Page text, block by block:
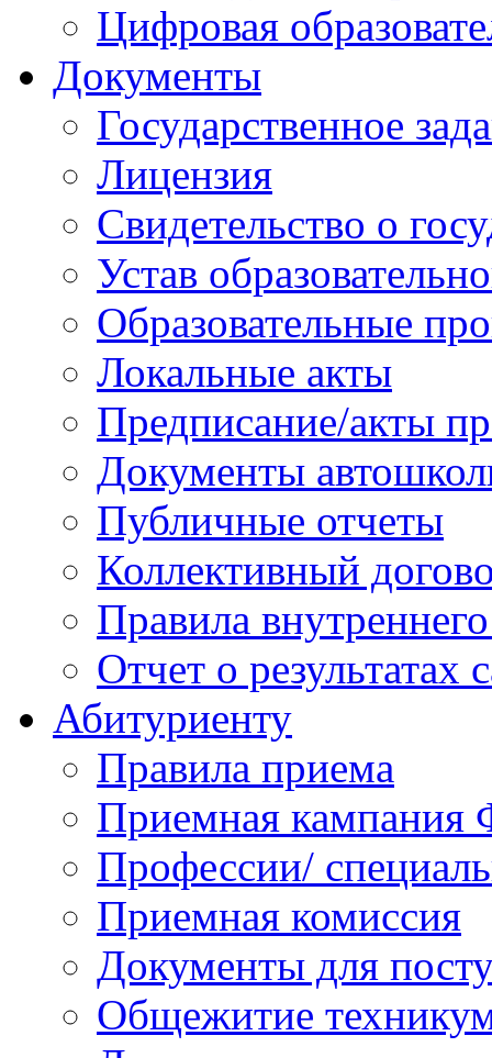
Цифровая
Документы
Государственное
Лицензия
Свидетельство о
Устав
Образовательные
Локальные акты
Предписание/акты
Документы
Публичные отчеты
Коллективный
Правила
Отчет о результатах
Абитуриенту
Правила приема
Приемная кампания
Профессии/
Приемная комиссия
Документы для
Общежитие